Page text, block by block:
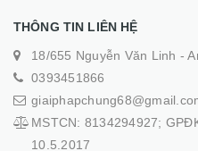
THÔNG TIN LIÊN HỆ
18/655 Nguyễn Văn Linh -
0393451866
MSTCN: 8134294927;
10.5.2017